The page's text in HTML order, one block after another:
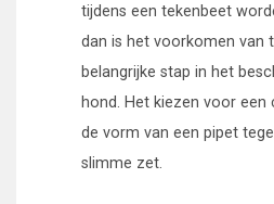
tijdens een tekenbeet
dan is het voorkomen van
belangrijke stap in het
hond. Het kiezen voor
de vorm van een pipet
slimme zet.